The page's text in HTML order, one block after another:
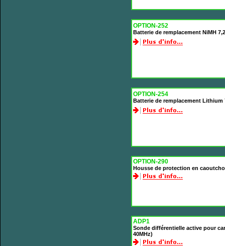
OPTION-252
Batterie de remplacement NiMH
OPTION-254
Batterie de remplacement Lithium
OPTION-290
Housse de protection en
ADP1
Sonde différentielle active pour
40MHz)